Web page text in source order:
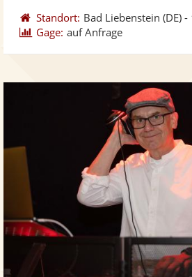
Standort: Bad Liebenstein (DE) -
Gage: auf Anfrage